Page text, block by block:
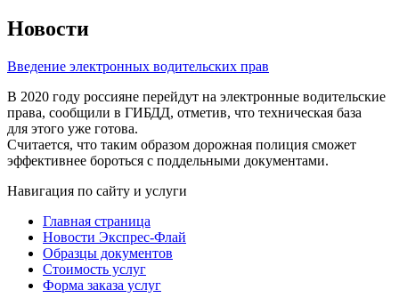
Новости
Введение электронных водительских прав
В 2020 году россияне перейдут на электронные водительские
права, сообщили в ГИБДД, отметив, что техническая база
для этого уже готова.
Считается, что таким образом дорожная полиция сможет
эффективнее бороться с поддельными документами.
Навигация по сайту и услуги
Главная страница
Новости Экспрес-Флай
Образцы документов
Стоимость услуг
Форма заказа услуг